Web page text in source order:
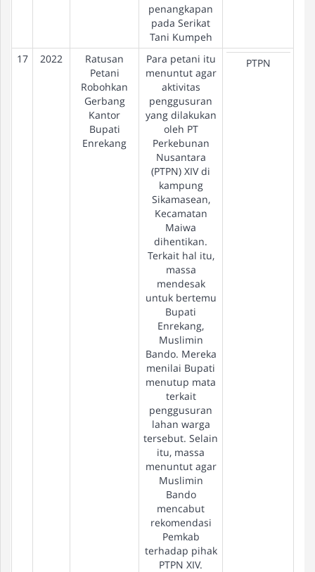
penangkapan
pada Serikat
Tani Kumpeh
17
2022
Ratusan
Petani
Robohkan
Gerbang
Kantor
Bupati
Enrekang
Para petani itu
menuntut agar
aktivitas
penggusuran
yang dilakukan
oleh PT
Perkebunan
Nusantara
(PTPN) XIV di
kampung
Sikamasean,
Kecamatan
Maiwa
dihentikan.
Terkait hal itu,
massa
mendesak
untuk bertemu
Bupati
Enrekang,
Muslimin
Bando. Mereka
menilai Bupati
menutup mata
terkait
penggusuran
lahan warga
tersebut. Selain
itu, massa
menuntut agar
Muslimin
Bando
mencabut
rekomendasi
Pemkab
terhadap pihak
PTPN XIV.
PTPN